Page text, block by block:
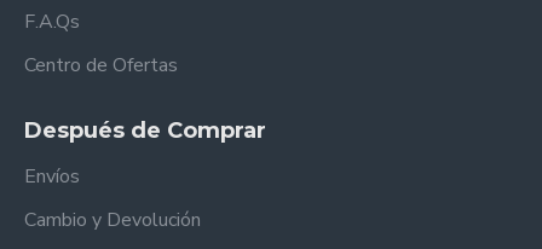
F.A.Qs
Centro de Ofertas
Después de Comprar
Envíos
Cambio y Devolución